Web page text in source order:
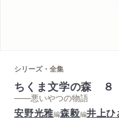
シリーズ・全集
ちくま文学の森
——悪いやつの物語
安野光雅編森毅編井上ひ